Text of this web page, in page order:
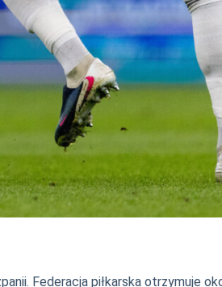
Federacja piłkarska otrzymuje